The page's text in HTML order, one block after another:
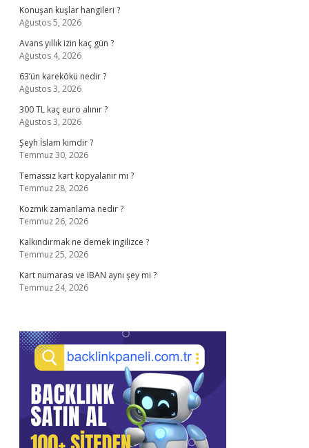
Konuşan kuşlar hangileri ?
Ağustos 5, 2026
Avans yıllık izin kaç gün ?
Ağustos 4, 2026
63’ün karekökü nedir ?
Ağustos 3, 2026
300 TL kaç euro alınır ?
Ağustos 3, 2026
Şeyh İslam kimdir ?
Temmuz 30, 2026
Temassız kart kopyalanır mı ?
Temmuz 28, 2026
Kozmik zamanlama nedir ?
Temmuz 26, 2026
Kalkındırmak ne demek ingilizce ?
Temmuz 25, 2026
Kart numarası ve IBAN aynı şey mi ?
Temmuz 24, 2026